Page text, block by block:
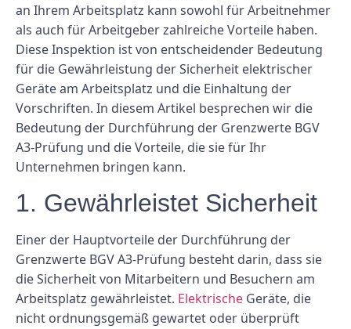
an Ihrem Arbeitsplatz kann sowohl für Arbeitnehmer
als auch für Arbeitgeber zahlreiche Vorteile haben.
Diese Inspektion ist von entscheidender Bedeutung
für die Gewährleistung der Sicherheit elektrischer
Geräte am Arbeitsplatz und die Einhaltung der
Vorschriften. In diesem Artikel besprechen wir die
Bedeutung der Durchführung der Grenzwerte BGV
A3-Prüfung und die Vorteile, die sie für Ihr
Unternehmen bringen kann.
1. Gewährleistet Sicherheit
Einer der Hauptvorteile der Durchführung der
Grenzwerte BGV A3-Prüfung besteht darin, dass sie
die Sicherheit von Mitarbeitern und Besuchern am
Arbeitsplatz gewährleistet. Elektrische Geräte, die
nicht ordnungsgemäß gewartet oder überprüft